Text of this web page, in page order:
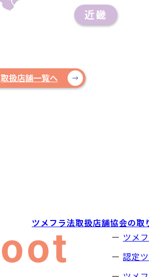
近畿
取扱店舗一覧へ
ツメフラ法取扱店舗協会の取
ツメ
認定